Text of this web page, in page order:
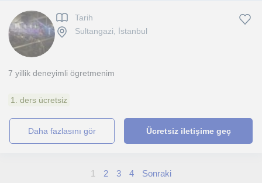
Tarih
Sultangazi, İstanbul
7 yillik deneyimli ögretmenim
1. ders ücretsiz
daha fazlasını gör Ücretsiz iletişime geç
1 2 3 4 Sonraki